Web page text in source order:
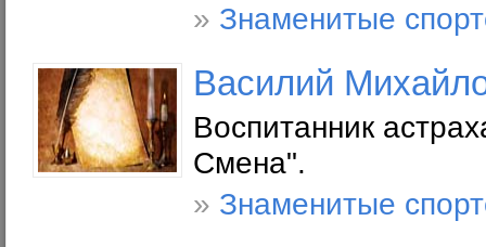
» Знаменитые
Василий
Воспитанник
Смена".
» Знаменитые